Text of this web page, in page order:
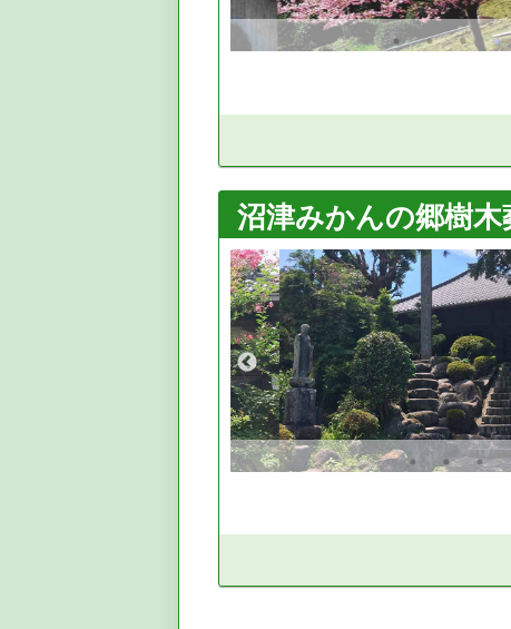
沼津みかんの郷樹木